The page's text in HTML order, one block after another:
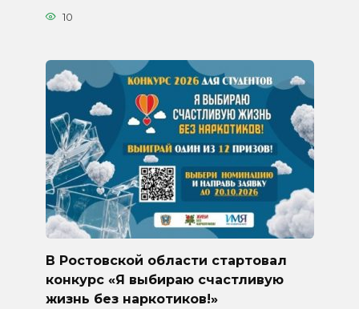
10
В Ростовской области стартовал
конкурс «Я выбираю счастливую
жизнь без наркотиков!»